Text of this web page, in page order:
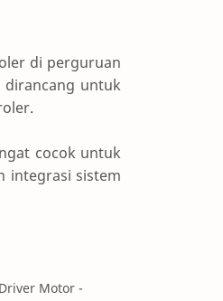
di perguruan
untuk
cocok untuk
integrasi sistem
Motor -